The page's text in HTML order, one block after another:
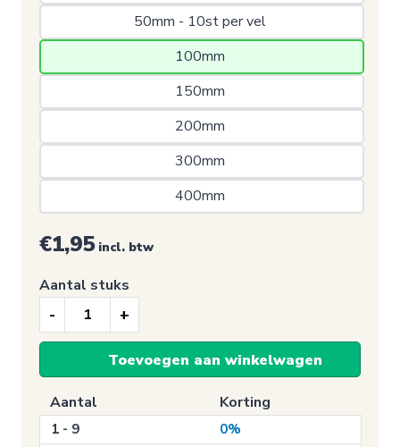
50mm - 10st per vel
100mm
150mm
200mm
300mm
400mm
€1,95 incl. btw
hulp
sticker,
kinderstoeltje
(E014)
Aantal stuks
Toevoegen aan winkelwagen
Aantal Korting
1 - 9
0%